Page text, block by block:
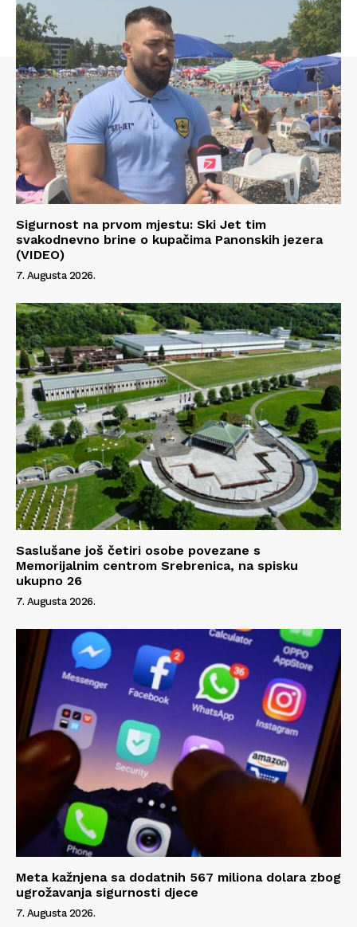
Sigurnost na prvom mjestu: Ski Jet tim
svakodnevno brine o kupačima Panonskih jezera
(VIDEO)
7. Augusta 2026.
Saslušane još četiri osobe povezane s
Memorijalnim centrom Srebrenica, na spisku
ukupno 26
7. Augusta 2026.
Meta kažnjena sa dodatnih 567 miliona dolara zbog
ugrožavanja sigurnosti djece
7. Augusta 2026.